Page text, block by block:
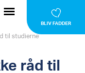
BLIV FADDER
til studierne
råd til